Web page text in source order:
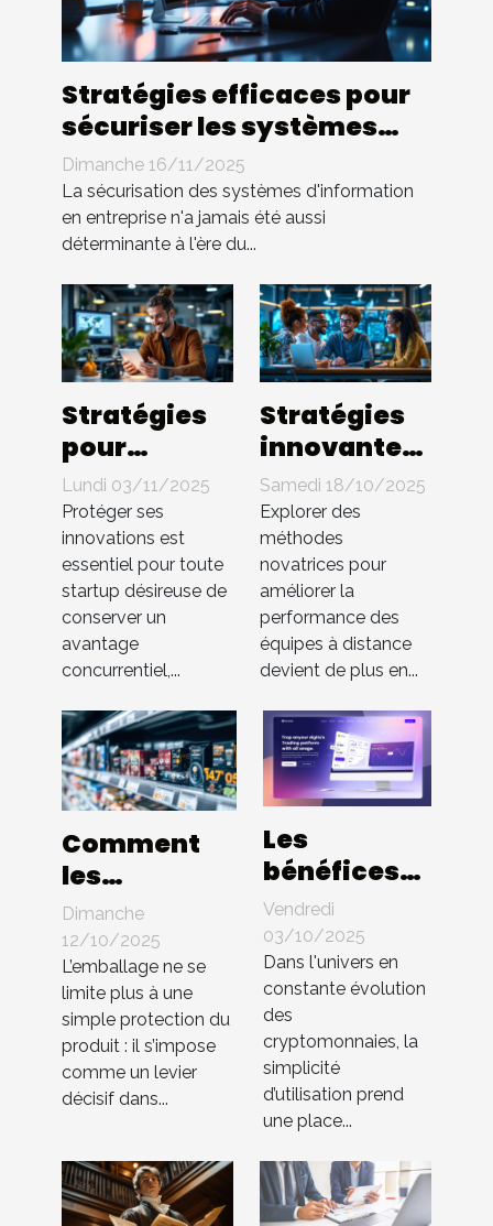
Stratégies efficaces pour
sécuriser les systèmes
d'information en
entreprise
Dimanche 16/11/2025
La sécurisation des systèmes d'information
en entreprise n'a jamais été aussi
déterminante à l'ère du...
Stratégies
pour
protéger les
innovations
en startup
sans brevet
Lundi 03/11/2025
Protéger ses
innovations est
essentiel pour toute
startup désireuse de
conserver un
avantage
concurrentiel,...
Stratégies
innovantes
pour
booster
l'efficacité
des équipes
à distance
Samedi 18/10/2025
Explorer des
méthodes
novatrices pour
améliorer la
performance des
équipes à distance
devient de plus en...
Comment
les
innovations
en
packaging
influencent-
elles les
ventes ?
Dimanche
12/10/2025
L’emballage ne se
limite plus à une
simple protection du
produit : il s’impose
comme un levier
décisif dans...
Les
bénéfices
d'une
interface
utilisateur
intuitive
dans les
échanges
de cryptos
Vendredi
03/10/2025
Dans l'univers en
constante évolution
des
cryptomonnaies, la
simplicité
d’utilisation prend
une place...